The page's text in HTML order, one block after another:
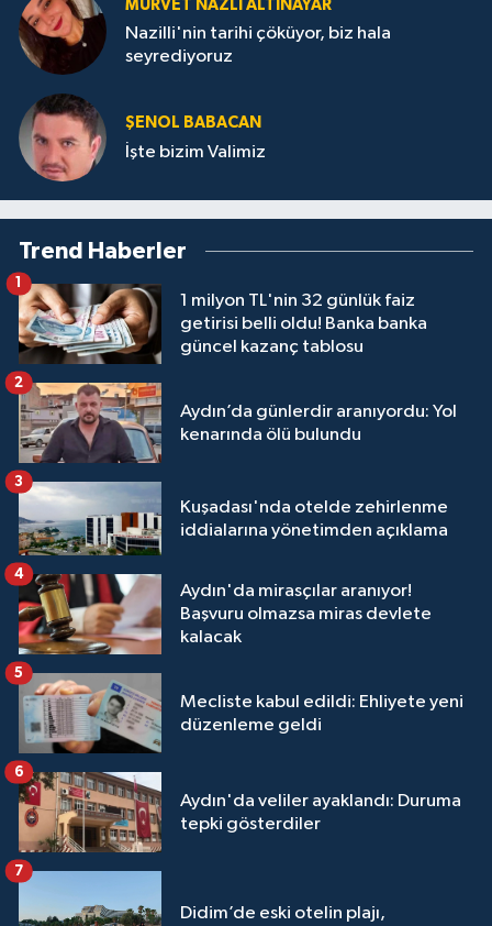
MÜRVET NAZLI ALTINAYAR
Nazilli'nin tarihi çöküyor, biz hala
seyrediyoruz
ŞENOL BABACAN
İşte bizim Valimiz
Trend Haberler
1 milyon TL'nin 32 günlük faiz
getirisi belli oldu! Banka banka
güncel kazanç tablosu
1
Aydın’da günlerdir aranıyordu: Yol
kenarında ölü bulundu
2
Kuşadası'nda otelde zehirlenme
iddialarına yönetimden açıklama
3
Aydın'da mirasçılar aranıyor!
Başvuru olmazsa miras devlete
kalacak
4
Mecliste kabul edildi: Ehliyete yeni
düzenleme geldi
5
Aydın'da veliler ayaklandı: Duruma
tepki gösterdiler
6
Didim’de eski otelin plajı,
7